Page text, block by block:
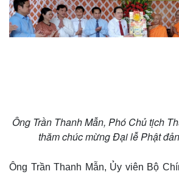
Ông Trần Thanh Mẫn, Phó Chủ tịch
thăm chúc mừng Đại lễ Phật
Ông Trần Thanh Mẫn, Ủy viên Bộ